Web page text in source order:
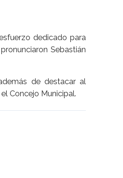
dedicado para
Sebastián
de destacar al
Concejo Municipal.